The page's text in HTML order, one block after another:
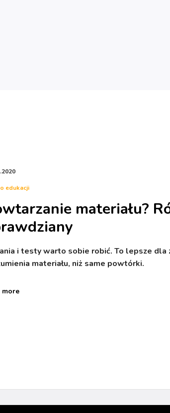
edukacji
materiału?
i testy warto sobie robić. To lepsze dla
materiału, niż same powtórki.
more